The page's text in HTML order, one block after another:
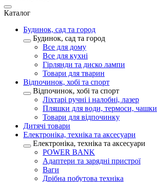
Каталог
Будинок, сад та город
Будинок, сад та город
Все для дому
Все для кухні
Гірлянди та диско лампи
Товари для тварин
Відпочинок, хобі та спорт
Відпочинок, хобі та спорт
Ліхтарі ручні і налобні, лазер
Пляшки для води, термоси, чашки
Товари для відпочинку
Дитячі товари
Електроніка, техніка та аксесуари
Електроніка, техніка та аксесуари
POWER BANK
Адаптери та зарядні пристрої
Ваги
Дрібна побутова техніка